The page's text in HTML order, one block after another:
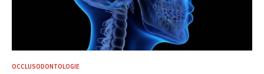
OCCLUSODONTOLOGIE